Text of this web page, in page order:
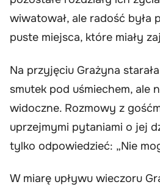
wiwatował, ale radość była
puste miejsca, które miały
Na przyjęciu Grażyna
smutek pod uśmiechem, ale
widoczne. Rozmowy z
uprzejmymi pytaniami o jej
tylko odpowiedzieć: „Nie
W miarę upływu wieczoru